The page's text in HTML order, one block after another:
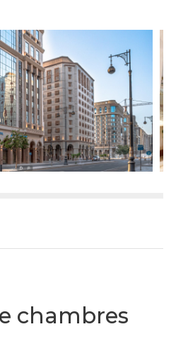
chambres